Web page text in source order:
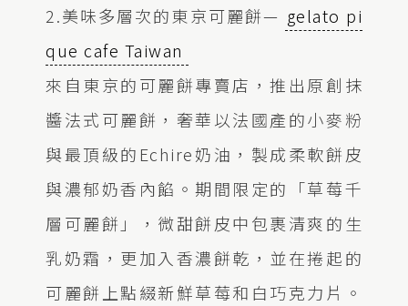
2.美味多層次的東京可麗餅— gelato pi
que cafe Taiwan
來自東京的可麗餅專賣店，推出原創抹
醬法式可麗餅，奢華以法國產的小麥粉
與最頂級的Echire奶油，製成柔軟餅皮
與濃郁奶香內餡。期間限定的「草莓千
層可麗餅」，微甜餅皮中包裹清爽的生
乳奶霜，更加入香濃餅乾，並在捲起的
可麗餅上點綴新鮮草莓和白巧克力片。